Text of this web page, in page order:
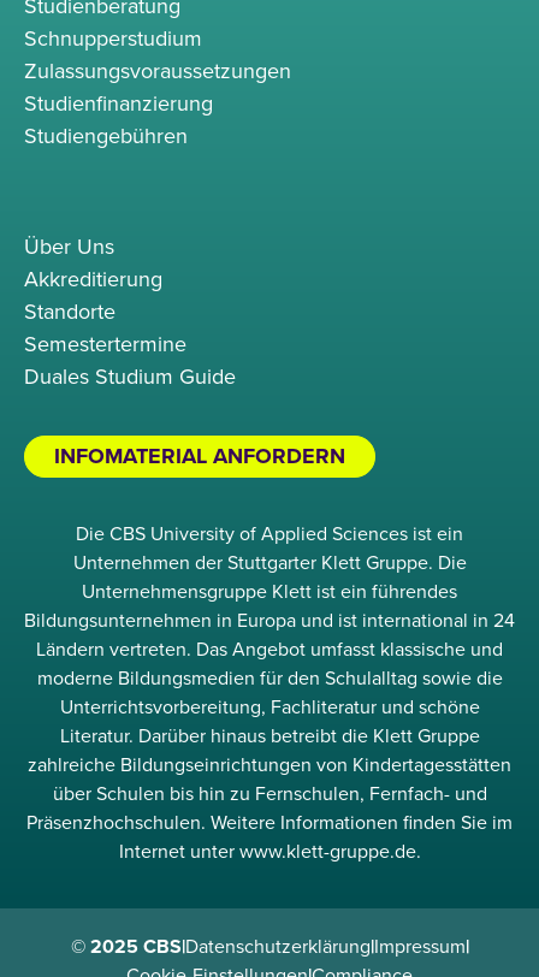
Studienberatung
Schnupperstudium
Zulassungsvoraussetzungen
Studienfinanzierung
Studiengebühren
Über Uns
Akkreditierung
Standorte
Semestertermine
Duales Studium Guide
INFOMATERIAL ANFORDERN
Die CBS University of Applied Sciences ist ein
Unternehmen der Stuttgarter Klett Gruppe. Die
Unternehmensgruppe Klett ist ein führendes
Bildungsunternehmen in Europa und ist international in 24
Ländern vertreten. Das Angebot umfasst klassische und
moderne Bildungsmedien für den Schulalltag sowie die
Unterrichtsvorbereitung, Fachliteratur und schöne
Literatur. Darüber hinaus betreibt die Klett Gruppe
zahlreiche Bildungseinrichtungen von Kindertagesstätten
über Schulen bis hin zu Fernschulen, Fernfach- und
Präsenzhochschulen. Weitere Informationen finden Sie im
Internet unter www.klett-gruppe.de.
© 2025 CBS|Datenschutzerklärung|Impressum|